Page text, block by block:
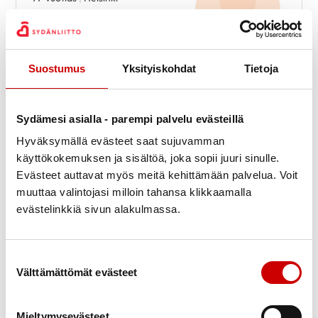
Suostumus Yksityiskohdat Tietoja
Sydämesi asialla - parempi palvelu evästeillä
Hyväksymällä evästeet saat sujuvamman
käyttökokemuksen ja sisältöä, joka sopii juuri sinulle.
Evästeet auttavat myös meitä kehittämään palvelua. Voit
muuttaa valintojasi milloin tahansa klikkaamalla
evästelinkkiä sivun alakulmassa.
Välttämättömät evästeet
Pallolaajennus
Leila
KESKUSTELEN AIHEISTA
Sydänsiirto
Synnynnäinen
76-vuotias|Pori